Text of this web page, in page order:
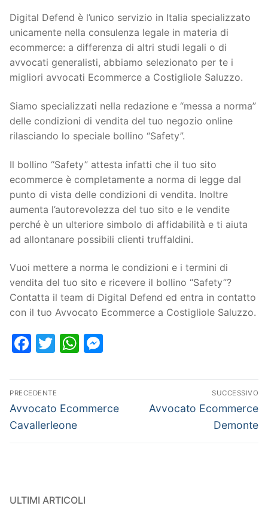
Digital Defend è l’unico servizio in Italia specializzato
unicamente nella consulenza legale in materia di
ecommerce: a differenza di altri studi legali o di
avvocati generalisti, abbiamo selezionato per te i
migliori avvocati Ecommerce a Costigliole Saluzzo.
Siamo specializzati nella redazione e “messa a norma”
delle condizioni di vendita del tuo negozio online
rilasciando lo speciale bollino “Safety”.
Il bollino “Safety” attesta infatti che il tuo sito
ecommerce è completamente a norma di legge dal
punto di vista delle condizioni di vendita. Inoltre
aumenta l’autorevolezza del tuo sito e le vendite
perché è un ulteriore simbolo di affidabilità e ti aiuta
ad allontanare possibili clienti truffaldini.
Vuoi mettere a norma le condizioni e i termini di
vendita del tuo sito e ricevere il bollino “Safety”?
Contatta il team di Digital Defend ed entra in contatto
con il tuo Avvocato Ecommerce a Costigliole Saluzzo.
Facebook
TwitterWhatsApp
PRECEDENTE
Avvocato Ecommerce
Cavallerleone
SUCCESSIVO
Avvocato Ecommerce
Demonte
ULTIMI ARTICOLI